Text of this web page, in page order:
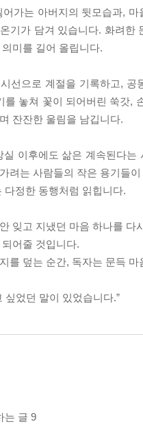
가는 아버지의 뒷모습과,
기가 담겨 있습니다. 화려
미를 길어 올립니다.
선으로 계절을 기록하고, 공
를 놓쳐 꽃이 되어버린 쑥갓,
잔잔한 울림을 남깁니다.
실 이후에도 삶은 계속된다
려는 사람들의 작은 용기들
다정한 동행처럼 읽힙니다.
잊고 지냈던 마음 하나를
어줄 것입니다.
를 덮는 순간, 독자는 문득
싶었던 말이 있었습니다.”
는 글 9